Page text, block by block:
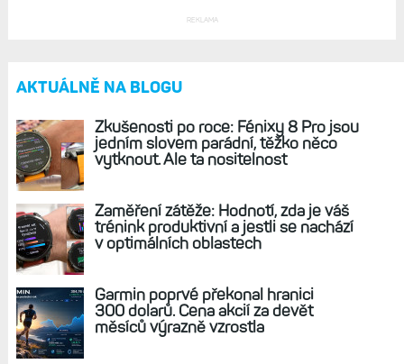
REKLAMA
AKTUÁLNĚ NA BLOGU
Zkušenosti po roce: Fénixy 8 Pro jsou
jedním slovem parádní, těžko něco
vytknout. Ale ta nositelnost
Zaměření zátěže: Hodnotí, zda je váš
trénink produktivní a jestli se nachází
v optimálních oblastech
Garmin poprvé překonal hranici
300 dolarů. Cena akcií za devět
měsíců výrazně vzrostla